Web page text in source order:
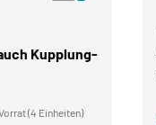
Kupplung-
(4 Einheiten)